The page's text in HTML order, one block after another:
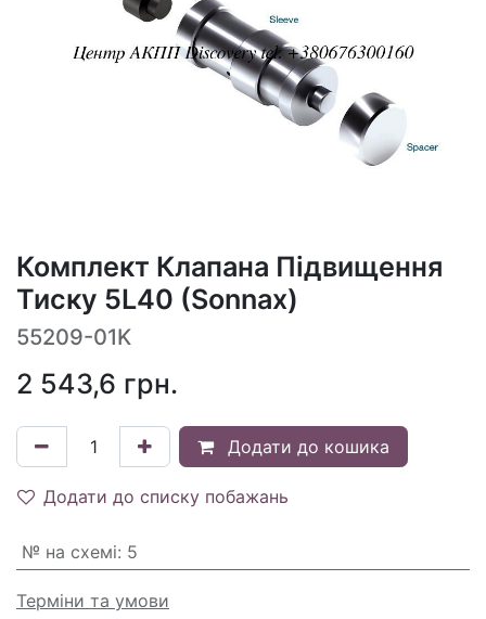
Комплект Клапана Підвищення
Тиску 5L40 (Sonnax)
55209-01K
2 543,6 грн.
Додати до кошика
Додати до списку побажань
№ на схемі: 5
Терміни та умови